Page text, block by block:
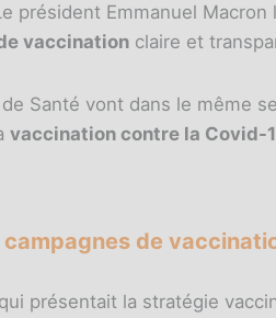
président Emmanuel
vaccination claire et
Santé vont dans le même
vaccination contre la Covid-
de
présentait la stratégie